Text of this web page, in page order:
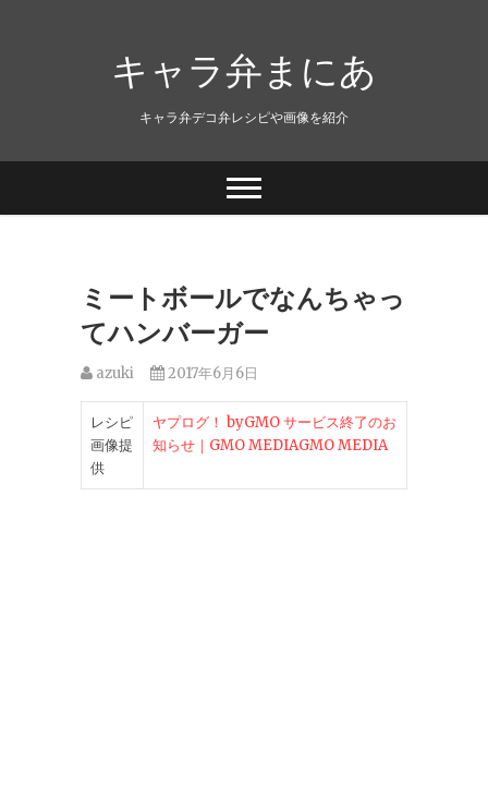
キャラ弁まにあ
キャラ弁デコ弁レシピや画像を紹介
ミートボールでなんちゃっ
てハンバーガー
azuki 2017年6月6日
レシピ
画像提
供
ヤプログ！ byGMO サービス終了のお
知らせ｜GMO MEDIAGMO MEDIA